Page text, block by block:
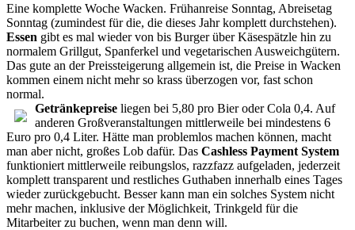
Eine komplette Woche Wacken. Frühanreise Sonntag, Abreisetag
Sonntag (zumindest für die, die dieses Jahr komplett durchstehen).
Essen gibt es mal wieder von bis Burger über Käsespätzle hin zu
normalem Grillgut, Spanferkel und vegetarischen Ausweichgütern.
Das gute an der Preissteigerung allgemein ist, die Preise in Wacken
kommen einem nicht mehr so krass überzogen vor, fast schon
normal.
Getränkepreise liegen bei 5,80 pro Bier oder Cola 0,4. Auf
anderen Großveranstaltungen mittlerweile bei mindestens 6
Euro pro 0,4 Liter. Hätte man problemlos machen können, macht
man aber nicht, großes Lob dafür. Das Cashless Payment System
funktioniert mittlerweile reibungslos, razzfazz aufgeladen, jederzeit
komplett transparent und restliches Guthaben innerhalb eines Tages
wieder zurückgebucht. Besser kann man ein solches System nicht
mehr machen, inklusive der Möglichkeit, Trinkgeld für die
Mitarbeiter zu buchen, wenn man denn will.